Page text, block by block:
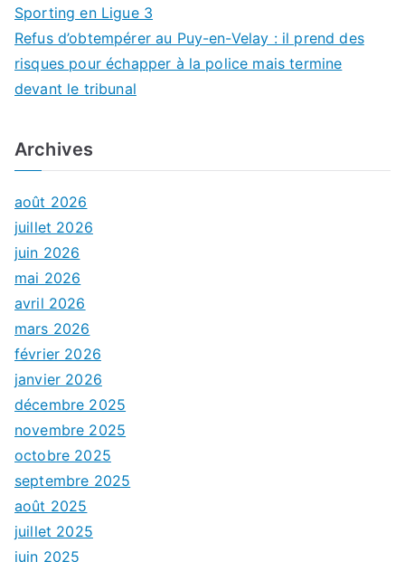
Sporting en Ligue 3
Refus d’obtempérer au Puy-en-Velay : il prend des
risques pour échapper à la police mais termine
devant le tribunal
Archives
août 2026
juillet 2026
juin 2026
mai 2026
avril 2026
mars 2026
février 2026
janvier 2026
décembre 2025
novembre 2025
octobre 2025
septembre 2025
août 2025
juillet 2025
juin 2025